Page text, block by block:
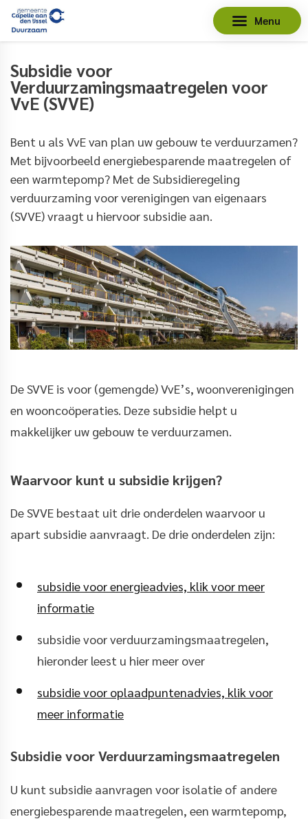
Menu
Subsidie voor
Verduurzamingsmaatregelen voor
VvE (SVVE)
Bent u als VvE van plan uw gebouw te verduurzamen?
Met bijvoorbeeld energiebesparende maatregelen of
een warmtepomp? Met de Subsidieregeling
verduurzaming voor verenigingen van eigenaars
(SVVE) vraagt u hiervoor subsidie aan.
De SVVE is voor (gemengde) VvE’s, woonverenigingen
en wooncoöperaties. Deze subsidie helpt u
makkelijker uw gebouw te verduurzamen.
Waarvoor kunt u subsidie krijgen?
De SVVE bestaat uit drie onderdelen waarvoor u
apart subsidie aanvraagt. De drie onderdelen zijn:
subsidie voor energieadvies, klik voor meer
informatie
subsidie voor verduurzamingsmaatregelen,
hieronder leest u hier meer over
subsidie voor oplaadpuntenadvies, klik voor
meer informatie
Subsidie voor Verduurzamingsmaatregelen
U kunt subsidie aanvragen voor isolatie of andere
energiebesparende maatregelen, een warmtepomp,